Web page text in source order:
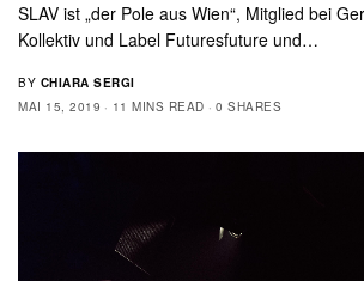
SLAV ist „der Pole aus Wien“, Mitglied bei
Kollektiv und Label Futuresfuture und…
BY CHIARA SERGI
MAI 15, 2019
11 MINS READ 0 SHARES